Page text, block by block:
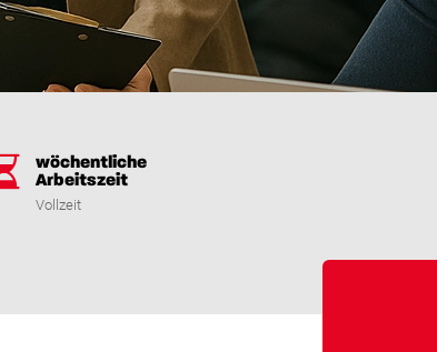
wöchentliche
Arbeitszeit
Vollzeit